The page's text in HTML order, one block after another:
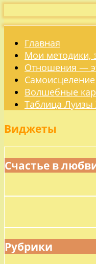
Главная
Мои методики,
Отношения —
Волшебные
Таблица Луизы
Виджеты
Счастье в
Рубрики